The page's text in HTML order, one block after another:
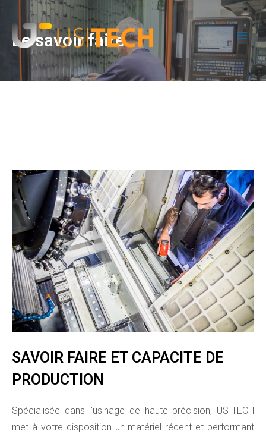
Le savoir faire
SAVOIR FAIRE ET CAPACITE DE
PRODUCTION
Spécialisée dans l’usinage de haute précision, USITECH
met à votre disposition un matériel récent et performant